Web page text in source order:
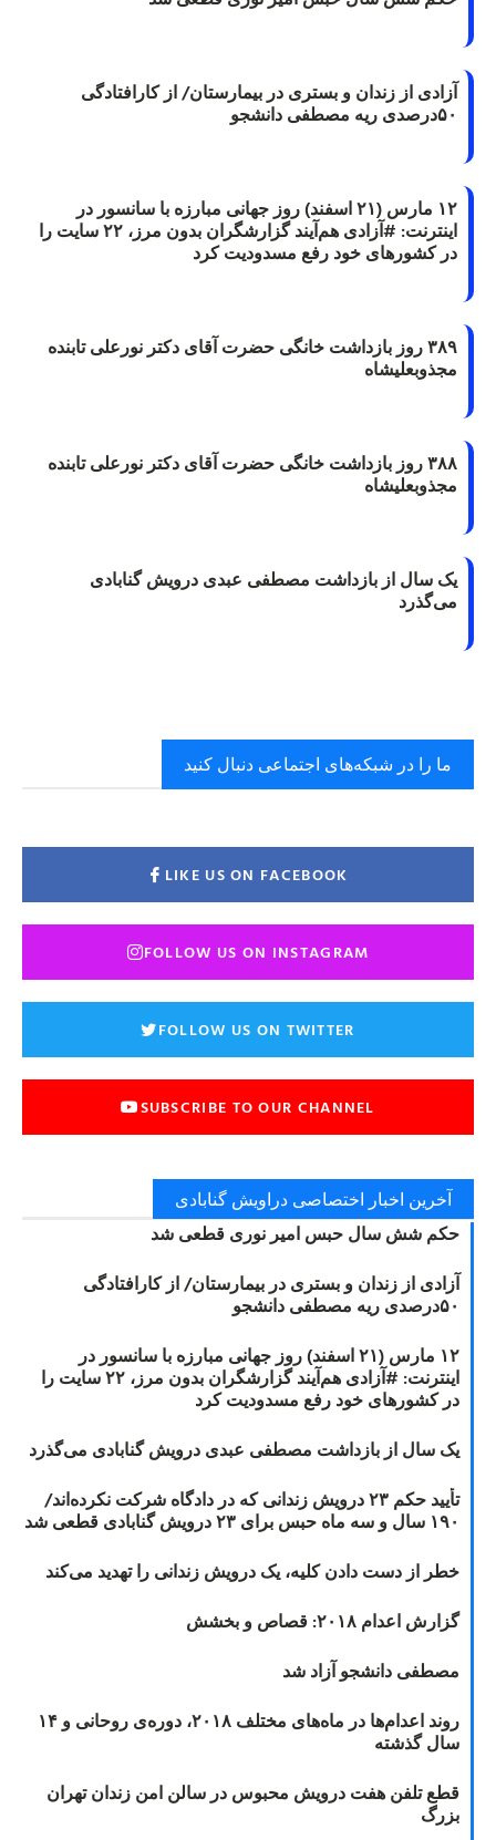
آزادی از زندان و بستری در بیمارستان/ از کارافتادگی
۵۰درصدی ریه مصطفی دانشجو
۱۲ مارس (۲۱ اسفند) روز جهانی مبارزه با سانسور در
اینترنت: #آزادی هم‌آیند گزارشگران‌ بدون مرز، ۲۲ سایت را
در کشورهای خود رفع مسدودیت کرد
۳۸۹ روز بازداشت خانگی حضرت آقای دکتر نورعلی تابنده
مجذوبعلیشاه
۳۸۸ روز بازداشت خانگی حضرت آقای دکتر نورعلی تابنده
مجذوبعلیشاه
یک سال از بازداشت مصطفی عبدی درویش گنابادی
می‌گذرد
ما را در شبکه‌های اجتماعی دنبال کنید
LIKE US ON FACEBOOK
FOLLOW US ON INSTAGRAM
FOLLOW US ON TWITTER
SUBSCRIBE TO OUR CHANNEL
آخرین اخبار اختصاصی دراویش گنابادی
حکم شش سال حبس امیر نوری قطعی شد
آزادی از زندان و بستری در بیمارستان/ از کارافتادگی
۵۰درصدی ریه مصطفی دانشجو
۱۲ مارس (۲۱ اسفند) روز جهانی مبارزه با سانسور در
اینترنت: #آزادی هم‌آیند گزارشگران‌ بدون مرز، ۲۲ سایت را
در کشورهای خود رفع مسدودیت کرد
یک سال از بازداشت مصطفی عبدی درویش گنابادی می‌گذرد
تأیید حکم ۲۳ درویش زندانی که در دادگاه شرکت نکرده‌اند/
۱۹۰ سال و سه ماه حبس برای ۲۳ درویش گنابادی قطعی شد
خطر از دست دادن کلیه، یک درویش زندانی را تهدید می‌کند
گزارش اعدام ۲۰۱۸: قصاص و بخشش
مصطفی دانشجو آزاد شد
روند اعدام‌ها در ماه‌های مختلف ۲۰۱۸، دوره‌ی روحانی و ۱۴
سال گذشته
قطع تلفن هفت درویش محبوس در سالن امن زندان تهران
بزرگ